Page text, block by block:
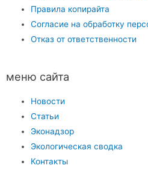
Правила копирайта
Согласие на обработку
Отказ от ответственности
меню сайта
Новости
Статьи
Эконадзор
Экологическая сводка
Контакты